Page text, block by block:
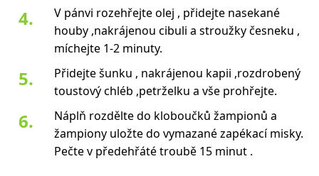
V pánvi rozehřejte olej , přidejte nasekané
houby ,nakrájenou cibuli a stroužky česneku ,
míchejte 1-2 minuty.
Přidejte šunku , nakrájenou kapii ,rozdrobený
toustový chléb ,petrželku a vše prohřejte.
Náplň rozdělte do kloboučků žampionů a
žampiony uložte do vymazané zapékací misky.
Pečte v předehřáté troubě 15 minut .